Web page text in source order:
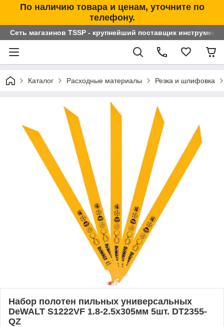
По наличию товара и ценам, уточните по
телефону.
Сеть магазинов TSSP - крупнейший поставщик
Каталог Расходные материалы Резка и шлифовка
Набор полотен пильных универсальных
DeWALT S1222VF 1.8-2.5х305мм 5шт. DT2355-
QZ